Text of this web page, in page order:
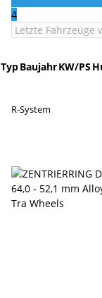
4
TypBaujahrKW/PS
R-System